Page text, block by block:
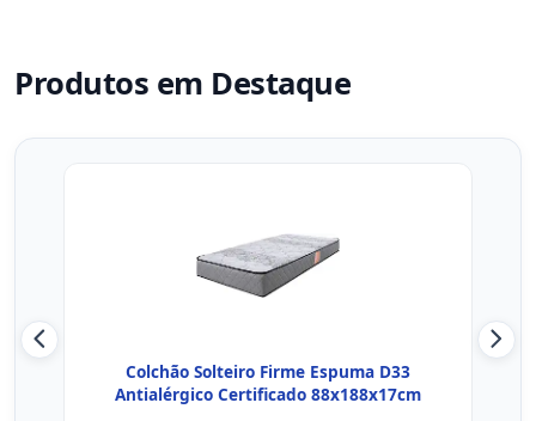
Produtos em Destaque
Colchão Solteiro Firme Espuma D33
Antialérgico Certificado 88x188x17cm